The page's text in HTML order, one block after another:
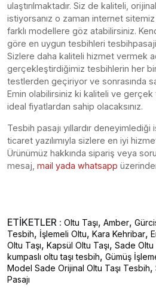
ulaştırılmaktadır. Siz de kaliteli,
istiyorsanız o zaman internet sitemiz
farklı modellere göz atabilirsiniz.
göre en uygun tesbihleri
Sizlere daha kaliteli hizmet vermek
gerçekleştirdiğimiz tesbihlerin her
testlerden geçiriyor ve sonrasında
Emin olabilirsiniz ki kaliteli ve
ideal fiyatlardan sahip olacaksınız.
Tesbih pasajı yıllardır
ticaret yazılımıyla sizlere en iyi
Ürünümüz hakkında sipariş veya
mesaj, mail yada whatsapp
ETİKETLER : Oltu Taşı, Amber,
Tesbih, İşlemeli Oltu, Kara Kehribar,
Oltu Taşı, Kapsül Oltu Taşı, Sade Oltu
kumpaslı oltu taşı tesbih, Gümüş
Model Sade Orijinal Oltu Taşı Tesbih,
Pasajı